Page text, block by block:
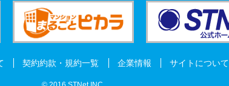
契約約款・規約一覧 企業情報 サイトについて